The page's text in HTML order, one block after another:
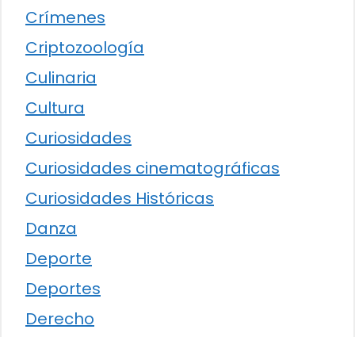
Crímenes
Criptozoología
Culinaria
Cultura
Curiosidades
Curiosidades cinematográficas
Curiosidades Históricas
Danza
Deporte
Deportes
Derecho